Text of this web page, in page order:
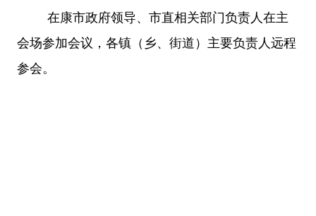
在康市政府领导、市直相关部门负责人在主
会场参加会议，各镇（乡、街道）主要负责人远程
参会。